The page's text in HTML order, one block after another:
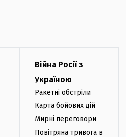
Війна Росії з
Україною
Ракетні обстріли
Карта бойових дій
Мирні переговори
Повітряна тривога в